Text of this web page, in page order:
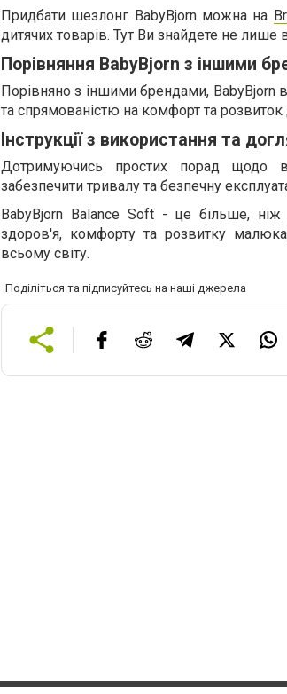
Придбати шезлонг BabyBjorn можна на
дитячих товарів. Тут Ви знайдете не лише
Порівняння BabyBjorn з іншими
Порівняно з іншими брендами, BabyBjorn
та спрямованістю на комфорт та розвиток
Інструкції з використання та
Дотримуючись простих порад щодо
забезпечити тривалу та безпечну
BabyBjorn Balance Soft - це більше, ніж
здоров'я, комфорту та розвитку
всьому світу.
Поділіться та підписуйтесь на наші джерела